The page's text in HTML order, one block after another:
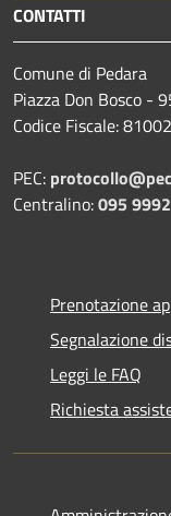
CONTATTI
Comune di Pedara
Piazza Don Bosco -
Codice Fiscale:
PEC:
Centralino:095
Prenotazione
Segnalazione
Leggi le FAQ
Richiesta